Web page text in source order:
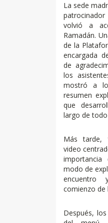
La sede
volvió a
Ramadán.
de la
encargada
de
los
mostró a
resumen
que
largo de
Más tarde,
video
importancia
modo de
comienzo de
Después,